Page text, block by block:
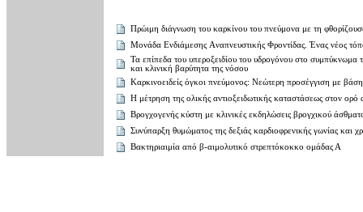
Πρώιμη διάγνωση του καρκίνου του πνεύμονα με τη
Μονάδα Eνδιάμεσης Aναπνευστικής Φροντίδας. Ένας νέος
Τα επίπεδα του υπεροξειδίου του υδρογόνου στο
και κλινική βαρύτητα της νόσου
Καρκινοειδείς όγκοι πνεύμονος: Νεώτερη προσέγγιση με
Η μέτρηση της ολικής αντιοξειδωτικής καταστάσεως στον
Βρογχογενής κύστη με κλινικές εκδηλώσεις βρογχικού
Συνύπαρξη θυμώματος της δεξιάς καρδιοφρενικής γωνίας και
Βακτηριαιμία από β-αιμολυτικό στρεπτόκοκκο ομάδας Α